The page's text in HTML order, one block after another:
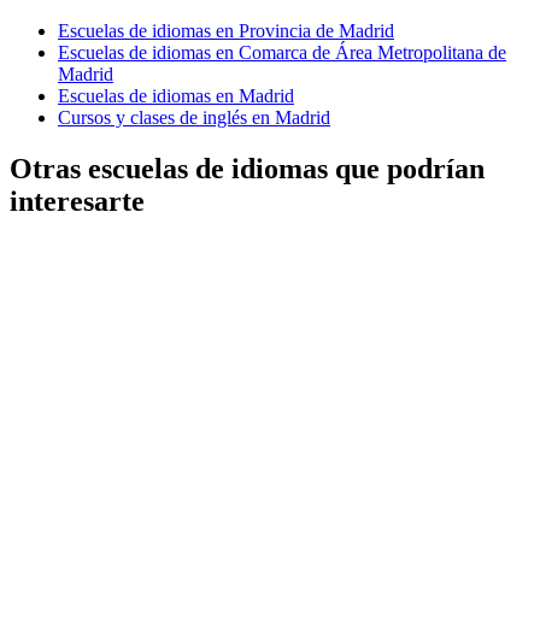
Escuelas de idiomas en Provincia de Madrid
Escuelas de idiomas en Comarca de Área Metropolitana de
Madrid
Escuelas de idiomas en Madrid
Cursos y clases de inglés en Madrid
Otras escuelas de idiomas que podrían
interesarte